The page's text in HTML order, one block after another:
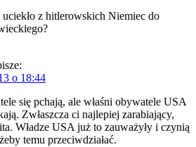
z hitlerowskich Niemiec do
o 18:44
się pchają, ale właśni obywatele USA
Zwłaszcza ci najlepiej zarabiający,
Władze USA już to zauważyły i czynią
temu przeciwdziałać.